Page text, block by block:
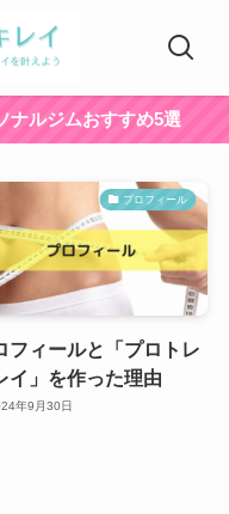
ナルジムおすすめ5選
プロフィール
フィールと「プロトレ
イ」を作った理由
年9月30日